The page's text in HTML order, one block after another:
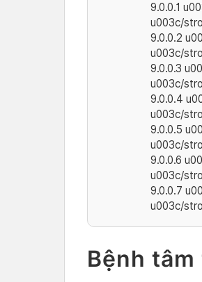
9.0.0.1
u003c/
9.0.0.2
u003c/
9.0.0.3
u003c/
9.0.0.4
u003c/
9.0.0.5
u003c/
9.0.0.6
u003c/
9.0.0.7
u003c/
Bệnh